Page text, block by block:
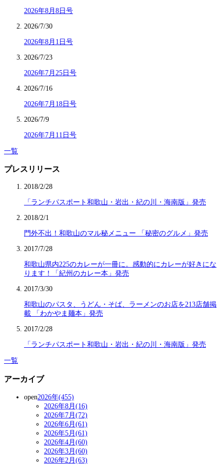
2026年8月8日号
2026/7/30
2026年8月1日号
2026/7/23
2026年7月25日号
2026/7/16
2026年7月18日号
2026/7/9
2026年7月11日号
一覧
プレスリリース
2018/2/28
「ランチパスポート和歌山・岩出・紀の川・海南版」発売
2018/2/1
門外不出！和歌山のマル秘メニュー 「秘密のグルメ」発売
2017/7/28
和歌山県内225のカレーが一冊に。感動的にカレーが好きにな
ります！「紀州のカレー本」発売
2017/3/30
和歌山のパスタ、うどん・そば、ラーメンのお店を213店舗掲
載 「わかやま麺本」発売
2017/2/28
「ランチパスポート和歌山・岩出・紀の川・海南版」発売
一覧
アーカイブ
open2026年(455)
2026年8月(16)
2026年7月(72)
2026年6月(61)
2026年5月(61)
2026年4月(60)
2026年3月(60)
2026年2月(63)